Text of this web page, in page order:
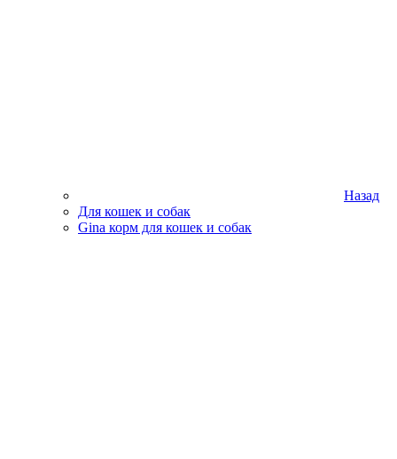
Назад
Для кошек и собак
Gina корм для кошек и собак